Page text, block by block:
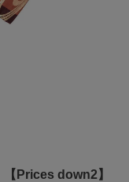
【Prices down2】